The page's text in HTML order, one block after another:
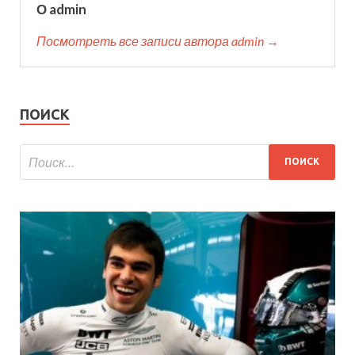
О admin
Посмотреть все записи автора admin →
ПОИСК